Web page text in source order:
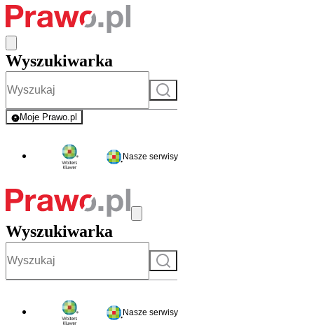
Wyszukiwarka
Szukaj
Moje Prawo.pl
- rejestracja i logowanie do serwisu
Nasze serwisy
Wyszukiwarka
Szukaj
Nasze serwisy